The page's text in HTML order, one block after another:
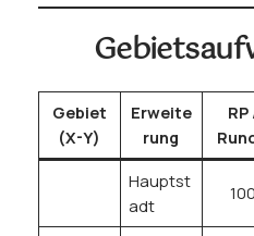
Gebiet
(X-Y)
Erweite
rung
RP
Hauptst
adt
100